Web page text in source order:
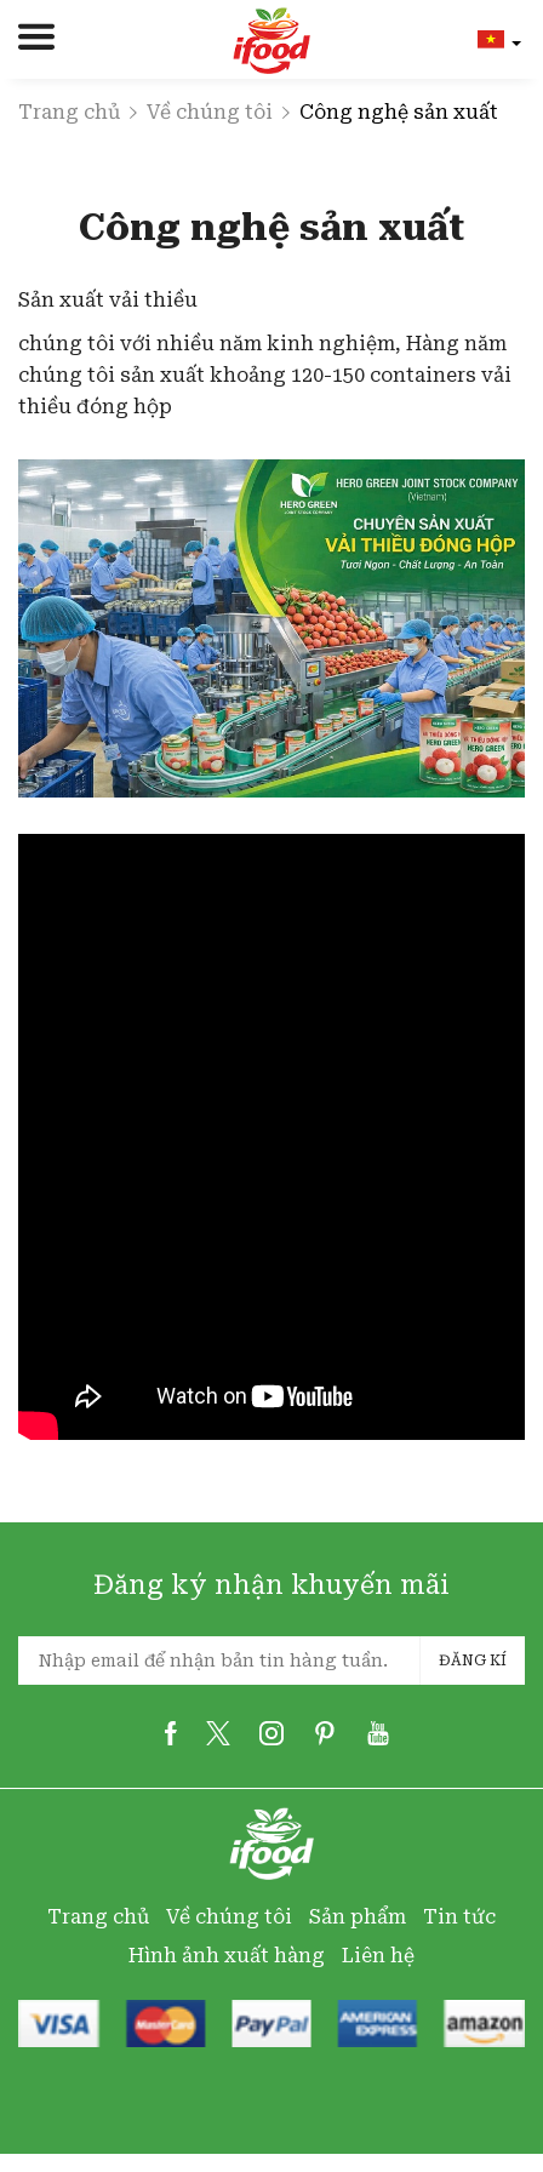
Trang chủ Về chúng tôi Công nghệ sản xuất
Công nghệ sản xuất
Sản xuất vải thiều
chúng tôi với nhiều năm kinh nghiệm, Hàng năm
chúng tôi sản xuất khoảng 120-150 containers vải
thiều đóng hộp
Đăng ký nhận khuyến mãi
ĐĂNG KÍ
Trang chủ Về chúng tôi Sản phẩm
Tin tức
Hình ảnh xuất hàng
Liên hệ